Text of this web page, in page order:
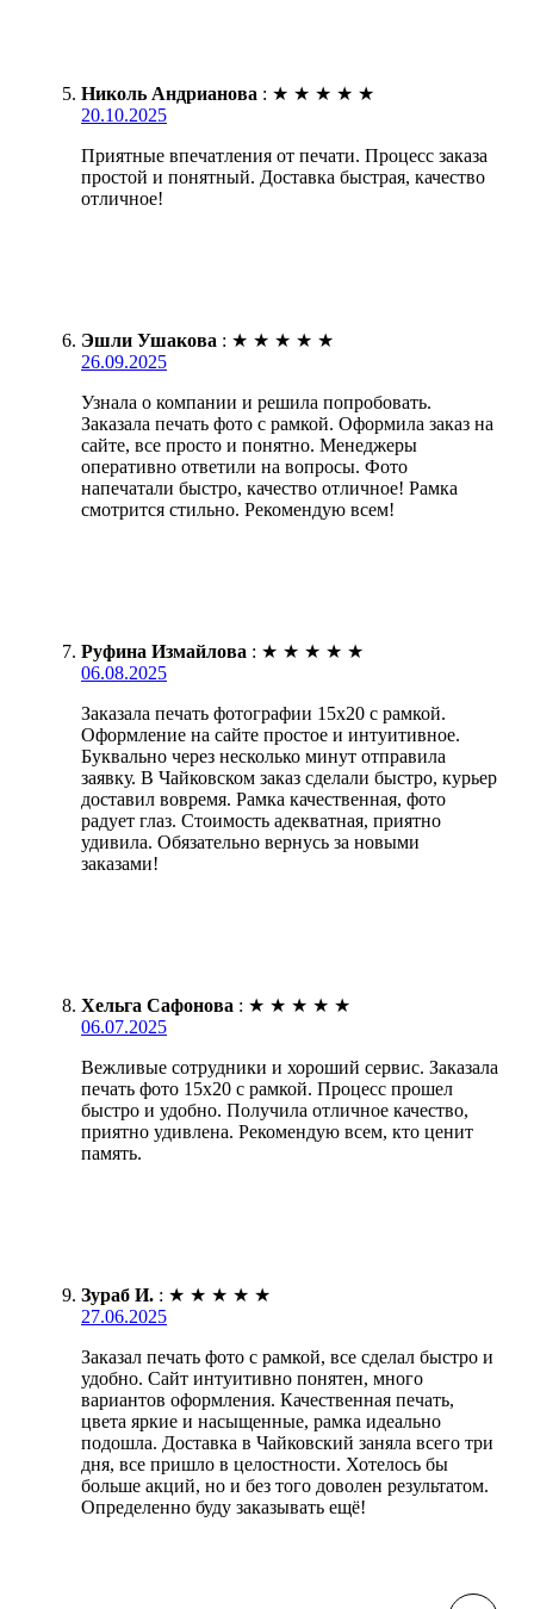
Николь Андрианова : ★ ★ ★ ★ ★
20.10.2025
Приятные впечатления от печати. Процесс заказа
простой и понятный. Доставка быстрая, качество
отличное!
Эшли Ушакова : ★ ★ ★ ★ ★
26.09.2025
Узнала о компании и решила попробовать.
Заказала печать фото с рамкой. Оформила заказ на
сайте, все просто и понятно. Менеджеры
оперативно ответили на вопросы. Фото
напечатали быстро, качество отличное! Рамка
смотрится стильно. Рекомендую всем!
Руфина Измайлова : ★ ★ ★ ★ ★
06.08.2025
Заказала печать фотографии 15х20 с рамкой.
Оформление на сайте простое и интуитивное.
Буквально через несколько минут отправила
заявку. В Чайковском заказ сделали быстро, курьер
доставил вовремя. Рамка качественная, фото
радует глаз. Стоимость адекватная, приятно
удивила. Обязательно вернусь за новыми
заказами!
Хельга Сафонова : ★ ★ ★ ★ ★
06.07.2025
Вежливые сотрудники и хороший сервис. Заказала
печать фото 15х20 с рамкой. Процесс прошел
быстро и удобно. Получила отличное качество,
приятно удивлена. Рекомендую всем, кто ценит
память.
Зураб И. : ★ ★ ★ ★ ★
27.06.2025
Заказал печать фото с рамкой, все сделал быстро и
удобно. Сайт интуитивно понятен, много
вариантов оформления. Качественная печать,
цвета яркие и насыщенные, рамка идеально
подошла. Доставка в Чайковский заняла всего три
дня, все пришло в целостности. Хотелось бы
больше акций, но и без того доволен результатом.
Определенно буду заказывать ещё!